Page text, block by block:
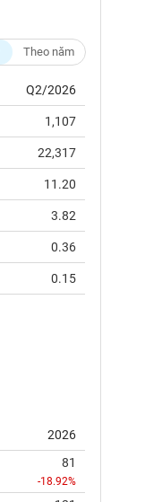
Theo năm
Q2/2026
1,107
22,317
11.20
3.82
0.36
0.15
2026
81
-18.92%